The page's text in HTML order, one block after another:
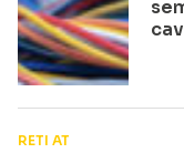
RETI AT